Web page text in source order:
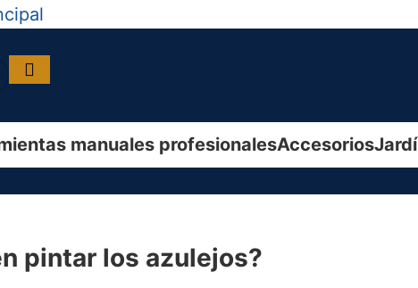
manuales profesionalesAccesorios
pintar los azulejos?